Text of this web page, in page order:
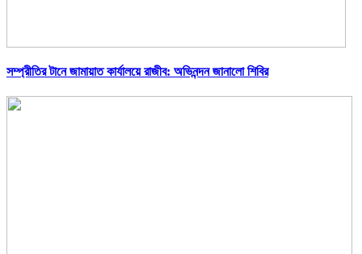
সম্প্রীতির টানে জামায়াত কার্যালয়ে রাজীব: অভিনন্দন জানালো শিবির